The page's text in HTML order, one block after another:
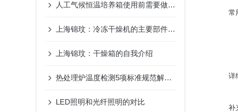
人工气候恒温培养箱使用前需要做哪些工作
上海锦玟：冷冻干燥机的主要部件有哪些
上海锦玟：干燥箱的自我介绍
热处理炉温度检测5项标准规范解读五
LED照明和光纤照明的对比
常
详
补